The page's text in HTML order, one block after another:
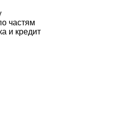
частям
и кредит